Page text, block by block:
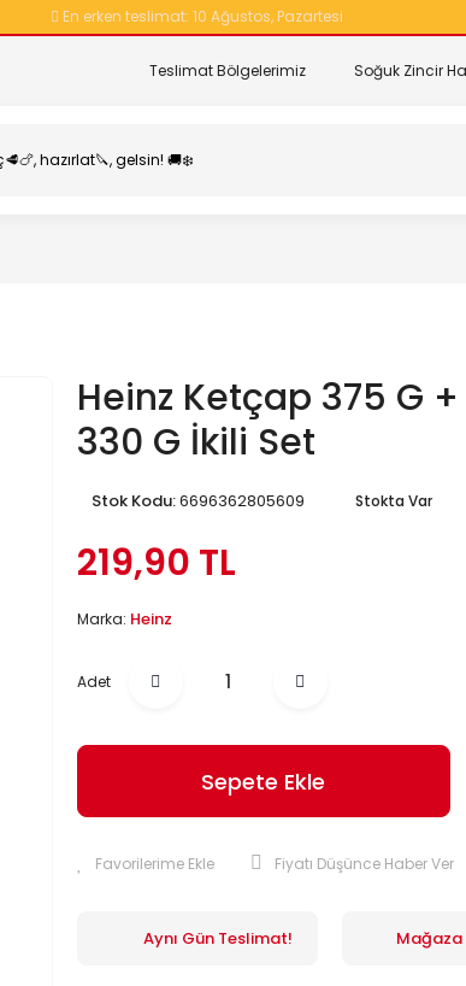
En erken teslimat: 10 Ağustos, Pazartesi
Teslimat Bölgelerimiz Soğuk Zincir
Heinz Ketçap 375 G
330 G İkili Set
Stok Kodu:6696362805609 Stokta Var
219,90 TL
Marka: Heinz
Adet
Sepete Ekle
Fiyatı Düşünce Haber Ver
Aynı Gün Teslimat! Mağaza